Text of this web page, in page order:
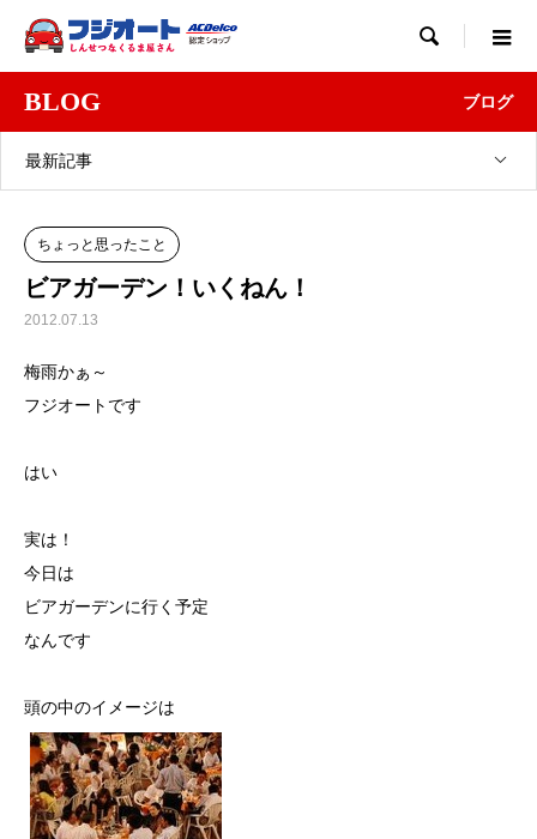

BLOG ブログ
最新記事
ちょっと思ったこと
ビアガーデン！いくねん！
2012.07.13
梅雨かぁ～
フジオートです
はい
実は！
今日は
ビアガーデンに行く予定
なんです
頭の中のイメージは